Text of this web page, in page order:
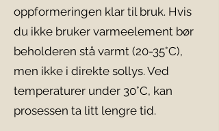
oppformeringen klar til bruk. Hvis
du ikke bruker varmeelement bør
beholderen stå varmt (20-35°C),
men ikke i direkte sollys. Ved
temperaturer under 30°C, kan
prosessen ta litt lengre tid.